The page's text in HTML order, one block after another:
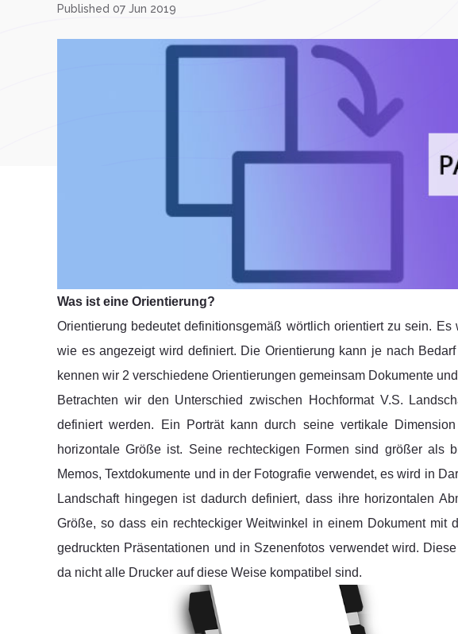
Published 07 Jun 2019
Was ist eine Orientierung?
Orientierung bedeutet definitionsgemäß wörtlich orientiert zu sein.
wie es angezeigt wird definiert. Die Orientierung kann je nach
kennen wir 2 verschiedene Orientierungen gemeinsam Dokumente
Betrachten wir den Unterschied zwischen Hochformat V.S.
definiert werden. Ein Porträt kann durch seine vertikale
horizontale Größe ist. Seine rechteckigen Formen sind größer als
Memos, Textdokumente und in der Fotografie verwendet, es wird in
Landschaft hingegen ist dadurch definiert, dass ihre horizontalen
Größe, so dass ein rechteckiger Weitwinkel in einem Dokument mit
gedruckten Präsentationen und in Szenenfotos verwendet wird.
da nicht alle Drucker auf diese Weise kompatibel sind.